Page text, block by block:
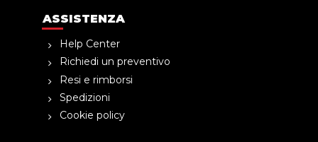
ASSISTENZA
Help Center
Richiedi un preventivo
Resi e rimborsi
Spedizioni
Cookie policy